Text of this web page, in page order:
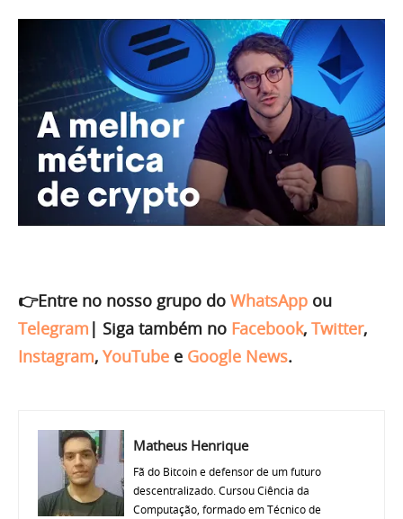
👉Entre no nosso grupo do WhatsApp ou
Telegram | Siga também no Facebook, Twitter,
Instagram, YouTube e Google News.
Matheus Henrique
Fã do Bitcoin e defensor de um futuro
descentralizado. Cursou Ciência da
Computação, formado em Técnico de